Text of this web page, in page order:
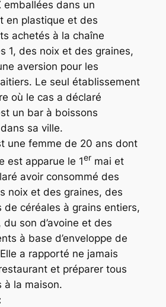
emballées dans un
en plastique et des
achetés à la chaîne
1, des noix et des graines,
aversion pour les
Le seul établissement
où le cas a déclaré
un bar à boissons
sa ville.
une femme de 20 ans dont
est apparue le 1er mai et
avoir consommé des
noix et des graines, des
de céréales à grains entiers,
son d’avoine et des
à base d’enveloppe de
a rapporté ne jamais
et préparer tous
à la maison.